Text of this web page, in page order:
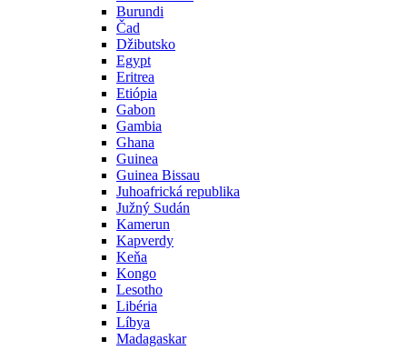
Burundi
Čad
Džibutsko
Egypt
Eritrea
Etiópia
Gabon
Gambia
Ghana
Guinea
Guinea Bissau
Juhoafrická republika
Južný Sudán
Kamerun
Kapverdy
Keňa
Kongo
Lesotho
Libéria
Líbya
Madagaskar